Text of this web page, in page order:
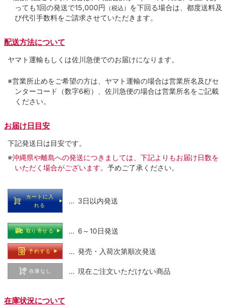
っても1回の発送で15,000円 （税込） を下回る場合は、都度送料及
び代引手数料をご請求させていただきます。
配送方法について
ヤマト運輸もしくは佐川急便でのお届けになります。
※営業所止めをご希望の方は、ヤマト運輸の場合は営業所名及びセ
ンターコード（数字6桁）、佐川急便の場合は営業所名をご記載
ください。
お届け日目安
下記発送日は目安です。
※沖縄県や離島への発送につきましては、下記よりもお届け日数を
いただく場合がございます。 予めご了承ください。
カートに入
れる
… 3日以内発送
取り寄せる … 6～10日発送
予約する … 発売・入荷次第順次発送
在庫なし … 現在ご注文いただけない商品
在庫状況について